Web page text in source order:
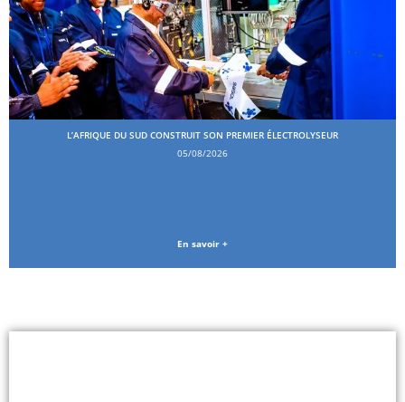
L’AFRIQUE DU SUD CONSTRUIT SON PREMIER ÉLECTROLYSEUR
05/08/2026
En savoir +